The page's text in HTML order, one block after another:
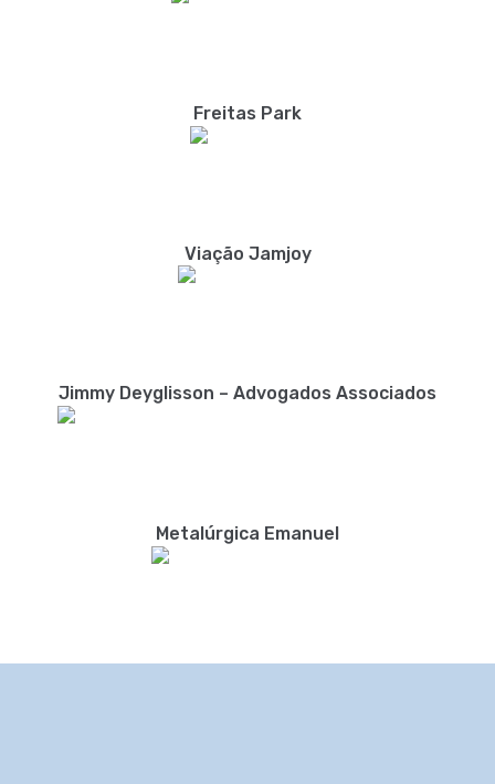
Freitas Park
Viação Jamjoy
Jimmy Deyglisson – Advogados Associados
Metalúrgica Emanuel